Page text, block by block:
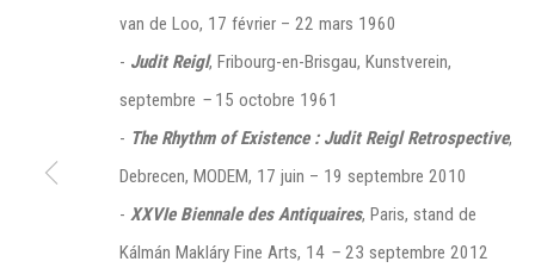
Manage cookies
van de Loo, 17 février – 22 mars 1960
- Judit Reigl, Fribourg-en-Brisgau, Kunstverein,
septembre – 15 octobre 1961
- The Rhythm of Existence : Judit Reigl Retrospective,
Debrecen, MODEM, 17 juin – 19 septembre 2010
- XXVIe Biennale des Antiquaires, Paris, stand de
Kálmán Makláry Fine Arts, 14 – 23 septembre 2012